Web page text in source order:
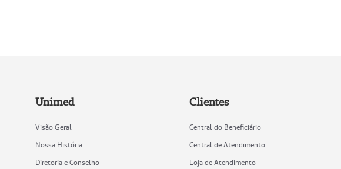
Unimed
Visão Geral
Nossa História
Diretoria e Conselho
Clientes
Central do Beneficiário
Central de Atendimento
Loja de Atendimento